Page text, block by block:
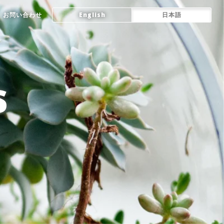
English 日本語
お問い合わせ